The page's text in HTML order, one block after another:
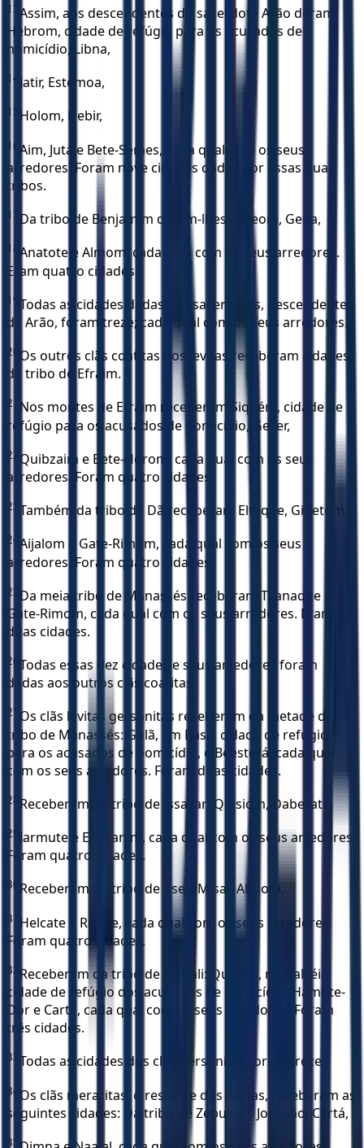
13 Assim, aos descendentes do sacerdote Arão deram
Hebrom, cidade de refúgio para os acusados de
homicídio, Libna,
14 Jatir, Estemoa,
15 Holom, Debir,
16 Aim, Jutá e Bete-Semes, cada qual com os seus
arredores. Foram nove cidades dadas por essas duas
tribos.
17 Da tribo de Benjamim deram-lhes Gibeom, Geba,
18 Anatote e Almom, cada qual com os seus arredores.
Eram quatro cidades.
19 Todas as cidades dadas aos sacerdotes, descendentes
de Arão, foram treze; cada qual com os seus arredores.
20 Os outros clãs coatitas dos levitas receberam cidades
da tribo de Efraim.
21
Nos montes de Efraim receberam Siquém, cidade de
refúgio para os acusados de homicídio, Gezer,
22 Quibzaim e Bete-Horom, cada qual com os seus
arredores. Foram quatro cidades.
23 Também da tribo de Dã receberam Elteque, Gibetom,
24 Aijalom e Gate-Rimom, cada qual com os seus
arredores. Foram quatro cidades.
25 Da meia tribo de Manassés receberam Taanaque e
Gate-Rimom, cada qual com os seus arredores. Eram
duas cidades.
26 Todas essas dez cidades e seus arredores foram
dadas aos outros clãs coatitas.
27 Os clãs levitas gersonitas receberam da metade da
tribo de Manassés: Golã, em Basã, cidade de refúgio
para os acusados de homicídio, e Beesterá, cada qual
com os seus arredores. Foram duas cidades.
28 Receberam da tribo de Issacar: Quisiom, Daberate,
29 Jarmute e En-Ganim, cada qual com os seus arredores.
Foram quatro cidades.
30 Receberam da tribo de Aser: Misal, Abdom,
31
Helcate e Reobe, cada qual com os seus arredores.
Foram quatro cidades.
32 Receberam da tribo de Naftali: Quedes, na Galiléia,
cidade de refúgio dos acusados de homicídio, Hamote-
Dor e Cartã, cada qual com os seus arredores. Foram
três cidades.
33 Todas as cidades dos clãs gersonitas foram treze.
34 Os clãs meraritas, o restante dos levitas, receberam as
seguintes cidades: Da tribo de Zebulom: Jocneão, Cartá,
35